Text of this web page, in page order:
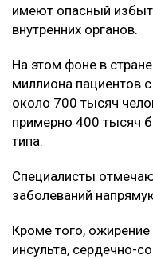
имеют опасный
внутренних органов.
На этом фоне в
миллиона пациентов
около 700 тысяч
примерно 400 тысяч
типа.
Специалисты
заболеваний
Кроме того,
инсульта, сердечно-